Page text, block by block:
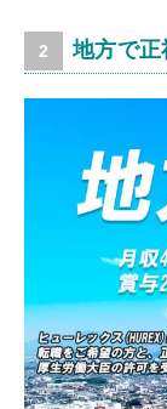
地方で正